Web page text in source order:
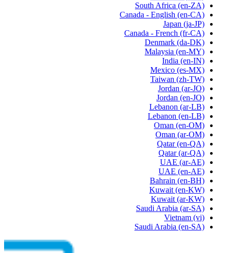
South Africa (en-ZA)
Canada - English (en-CA)
Japan (ja-JP)
Canada - French (fr-CA)
Denmark (da-DK)
Malaysia (en-MY)
India (en-IN)
Mexico (es-MX)
Taiwan (zh-TW)
Jordan (ar-JO)
Jordan (en-JO)
Lebanon (ar-LB)
Lebanon (en-LB)
Oman (en-OM)
Oman (ar-OM)
Qatar (en-QA)
Qatar (ar-QA)
UAE (ar-AE)
UAE (en-AE)
Bahrain (en-BH)
Kuwait (en-KW)
Kuwait (ar-KW)
Saudi Arabia (ar-SA)
Vietnam (vi)
Saudi Arabia (en-SA)